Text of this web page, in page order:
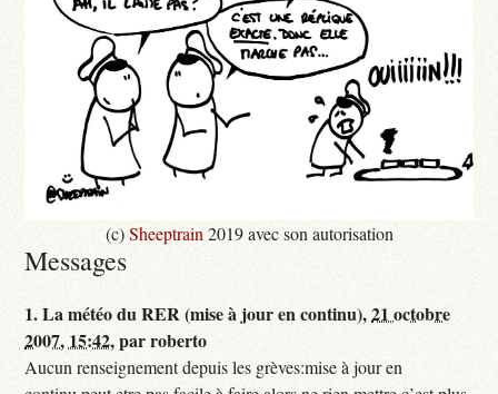
(c)Sheeptrain 2019 avec son autorisation
Messages
1.La météo du RER (mise à jour en continu),21 octobre
2007, 15:42,parroberto
Aucun renseignement depuis les grèves:mise à jour en